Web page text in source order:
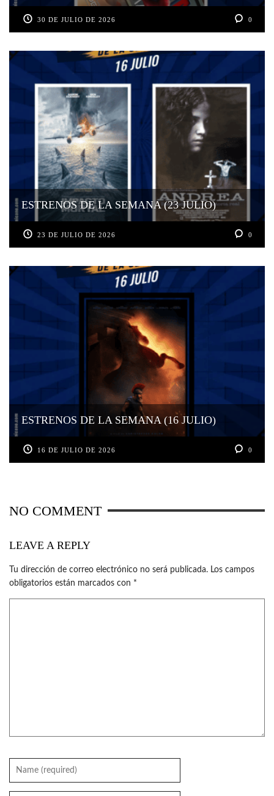
30 DE JULIO DE 2026 0
ESTRENOS DE LA SEMANA (23 JULIO)
23 DE JULIO DE 2026 0
ESTRENOS DE LA SEMANA (16 JULIO)
16 DE JULIO DE 2026 0
NO COMMENT
LEAVE A REPLY
Tu dirección de correo electrónico no será publicada. Los campos
obligatorios están marcados con *